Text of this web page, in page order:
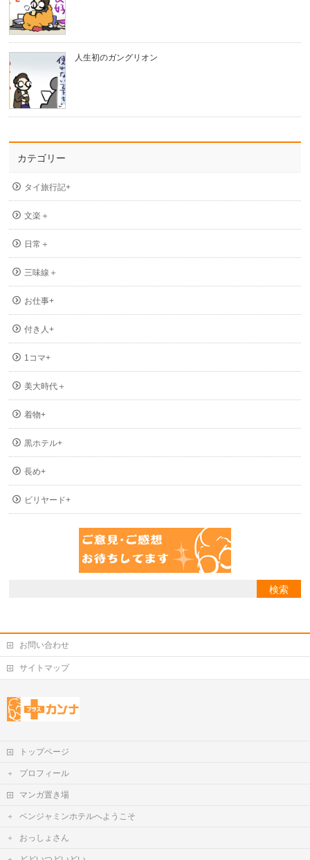
人生初のガングリオン
カテゴリー
タイ旅行記+
文楽＋
日常＋
三味線＋
お仕事+
付き人+
1コマ+
美大時代＋
着物+
黒ホテル+
長め+
ビリヤード+
お問い合わせ
サイトマップ
トップページ
プロフィール
マンガ置き場
ベンジャミンホテルへようこそ
おっしょさん